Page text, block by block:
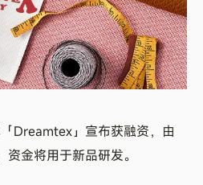
Dreamtex」宣布获融资，由
金将用于新品研发。